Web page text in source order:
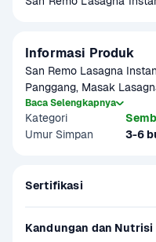
Informasi Produk
San Remo Lasagna
Panggang, Masak
Pengen bikin lasagna ala
Tenang!
direbus, cukup susun,
✨ Siap pakai – no boiling
Baca Selengkapnya
Kategori
Umur Simpan
3-6
Sertifikasi
Kandungan dan Nutrisi